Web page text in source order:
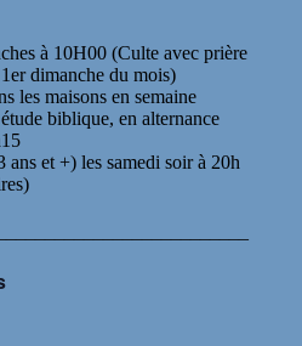
à 10H00 (Culte avec prière
dimanche du mois)
les maisons en semaine
biblique, en alternance
ans et +) les samedi soir à 20h